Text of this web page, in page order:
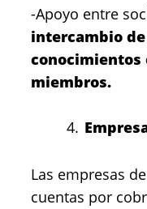
-Apoyo entre
intercambio
conocimientos
miembros.
Las empresas
cuentas por